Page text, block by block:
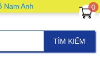
0
TÌM KIẾM